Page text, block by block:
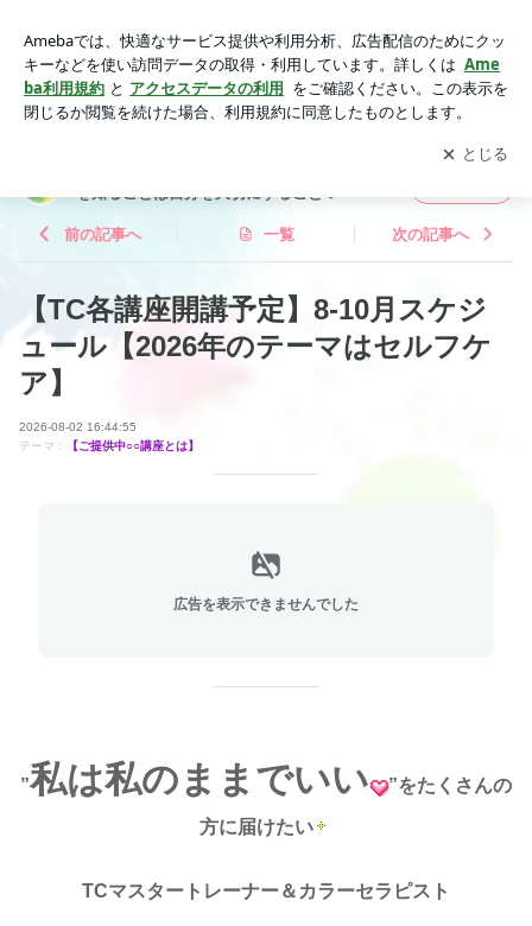
♡自分を知ることは自分を大切にすること♡
アプリをダウンロードして ブログの更新通知
を受け取りまし
ょう。
開く
を知ることは自分を大切にすること♡
前の記事へ 一覧 次の記事へ
【TC各講座開講予定】8-10月スケジ
ュール【2026年のテーマはセルフケ
ア】
2026-08-02 16:44:55
テーマ：
【ご提供中○○講座とは】
広告を表示できませんでした
”私は私のままでいい ”をたくさんの
方に届けたい
TCマスタートレーナー＆カラーセラピスト